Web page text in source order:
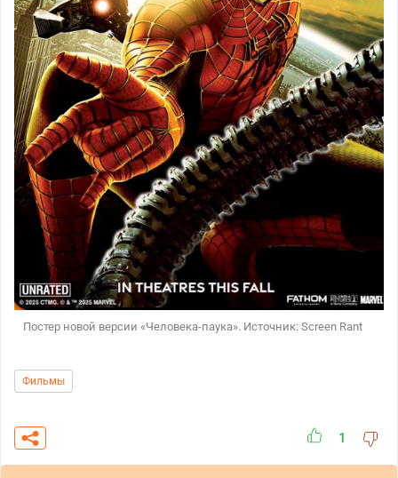
Постер новой версии «Человека-паука». Источник: Screen Rant
Фильмы
1